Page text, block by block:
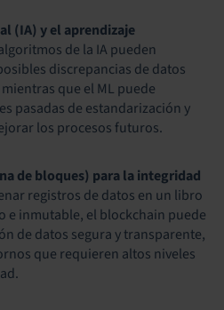
(IA) y el aprendizaje
de la IA pueden
discrepancias de datos
que el ML puede
pasadas de estandarización y
los procesos futuros.
de bloques) para la integridad
registros de datos en un libro
e inmutable, el blockchain puede
de datos segura y transparente,
que requieren altos niveles